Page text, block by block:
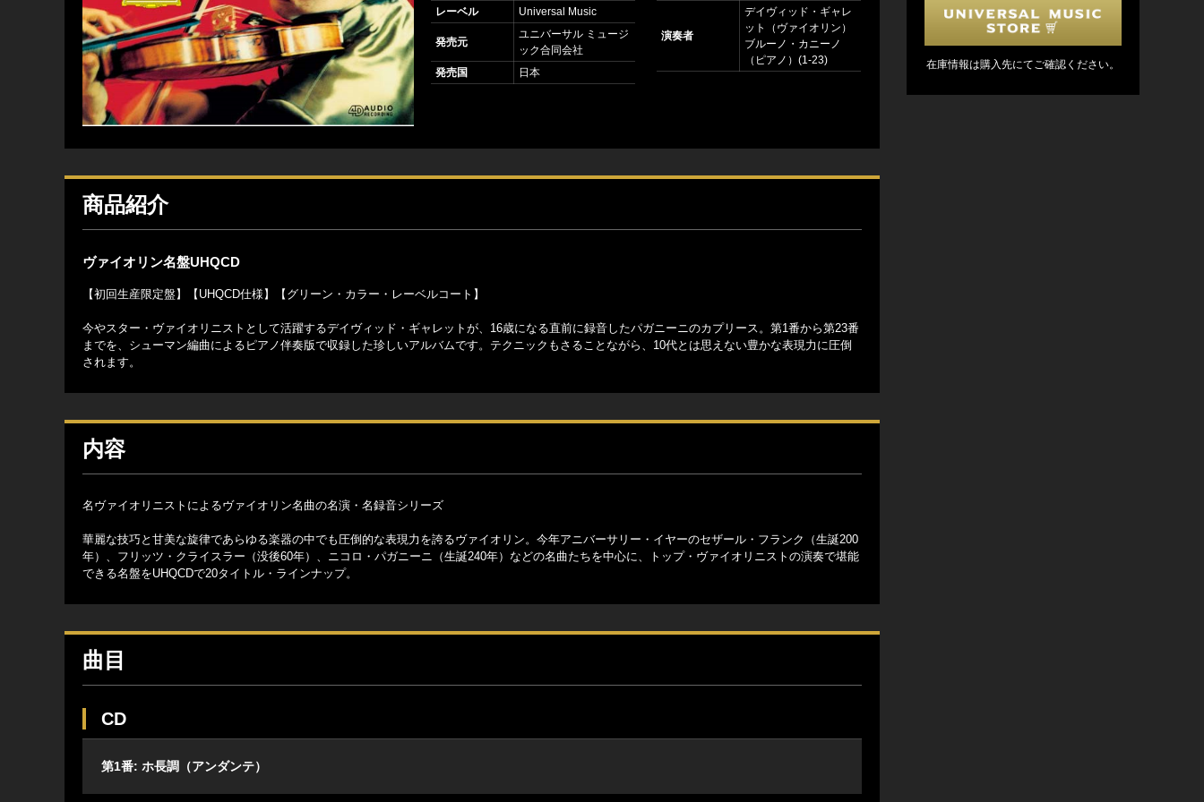
レーベル Universal Music
発売元
ユニバーサル ミュージ
ック合同会社
発売国
日本
演奏者
デイヴィッド・ギャレ
ット（ヴァイオリン）
ブルーノ・カニーノ
（ピアノ）(1-23)
商品紹介
ヴァイオリン名盤UHQCD
【初回生産限定盤】【UHQCD仕様】【グリーン・カラー・レーベルコート】
今やスター・ヴァイオリニストとして活躍するデイヴィッド・ギャレットが、16歳になる直前に録音したパガニーニのカプリース。第1番から第23番
までを、シューマン編曲によるピアノ伴奏版で収録した珍しいアルバムです。テクニックもさることながら、10代とは思えない豊かな表現力に圧倒
されます。
内容
名ヴァイオリニストによるヴァイオリン名曲の名演・名録音シリーズ
華麗な技巧と甘美な旋律であらゆる楽器の中でも圧倒的な表現力を誇るヴァイオリン。今年アニバーサリー・イヤーのセザール・フランク（生誕200
年）、フリッツ・クライスラー（没後60年）、ニコロ・パガニーニ（生誕240年）などの名曲たちを中心に、トップ・ヴァイオリニストの演奏で堪能
できる名盤をUHQCDで20タイトル・ラインナップ。
曲目
CD
第1番: ホ長調（アンダンテ）
在庫情報は購入先にてご確認ください。